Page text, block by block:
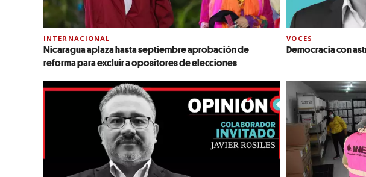
INTERNACIONAL
Nicaragua aplaza hasta septiembre aprobación de
reforma para excluir a opositores de elecciones
VOCES
Democracia con